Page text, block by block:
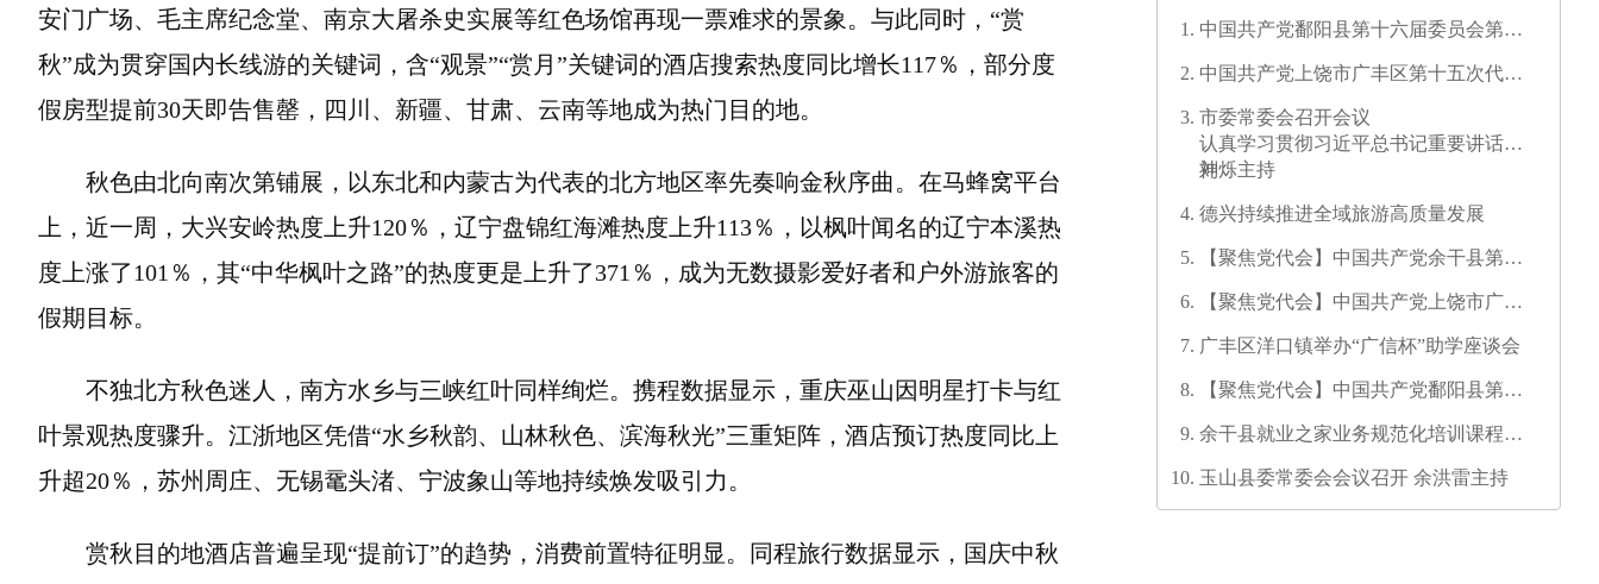
安门广场、毛主席纪念堂、南京大屠杀史实展等红色场馆再现一票难求的景象。与此同时，“赏
秋”成为贯穿国内长线游的关键词，含“观景”“赏月”关键词的酒店搜索热度同比增长117％，部分度
假房型提前30天即告售罄，四川、新疆、甘肃、云南等地成为热门目的地。
秋色由北向南次第铺展，以东北和内蒙古为代表的北方地区率先奏响金秋序曲。在马蜂窝平台
上，近一周，大兴安岭热度上升120％，辽宁盘锦红海滩热度上升113％，以枫叶闻名的辽宁本溪热
度上涨了101％，其“中华枫叶之路”的热度更是上升了371％，成为无数摄影爱好者和户外游旅客的
假期目标。
不独北方秋色迷人，南方水乡与三峡红叶同样绚烂。携程数据显示，重庆巫山因明星打卡与红
叶景观热度骤升。江浙地区凭借“水乡秋韵、山林秋色、滨海秋光”三重矩阵，酒店预订热度同比上
升超20％，苏州周庄、无锡鼋头渚、宁波象山等地持续焕发吸引力。
赏秋目的地酒店普遍呈现“提前订”的趋势，消费前置特征明显。同程旅行数据显示，国庆中秋
中国共产党鄱阳县第十六届委员会第一
中国共产党上饶市广丰区第十五次代表
市委常委会召开会议
认真学习贯彻习近平总书记重要讲话精
神
刘烁主持
德兴持续推进全域旅游高质量发展
【聚焦党代会】中国共产党余干县第十
【聚焦党代会】中国共产党上饶市广信
广丰区洋口镇举办“广信杯”助学座谈会
【聚焦党代会】中国共产党鄱阳县第十
余干县就业之家业务规范化培训课程开
玉山县委常委会会议召开 余洪雷主持